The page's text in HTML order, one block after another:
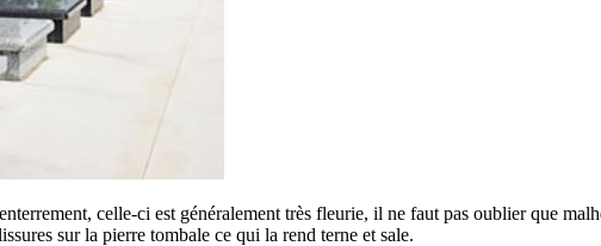
celle-ci est généralement très fleurie, il ne faut pas oublier que
sur la pierre tombale ce qui la rend terne et sale.